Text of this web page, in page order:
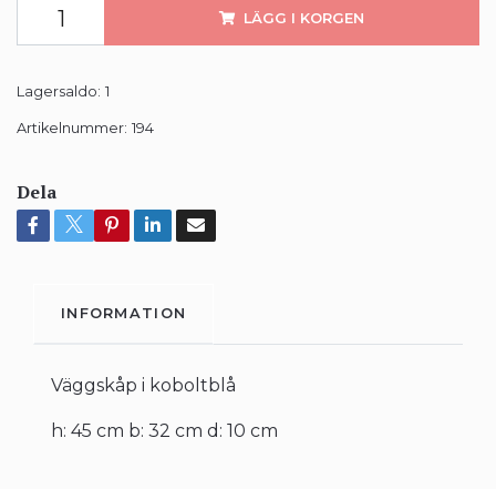
LÄGG I KORGEN
Lagersaldo: 1
Artikelnummer: 194
Dela
INFORMATION
Väggskåp i koboltblå
h: 45 cm b: 32 cm d: 10 cm